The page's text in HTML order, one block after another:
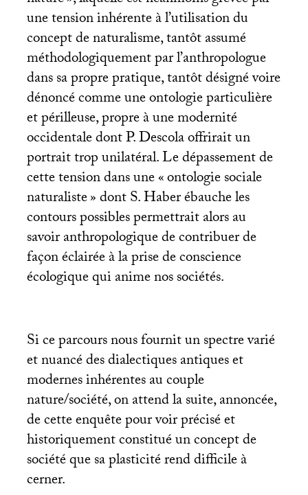
une tension inhérente à l’utilisation du
concept de naturalisme, tantôt assumé
méthodologiquement par l’anthropologue
dans sa propre pratique, tantôt désigné voire
dénoncé comme une ontologie particulière
et périlleuse, propre à une modernité
occidentale dont P. Descola offrirait un
portrait trop unilatéral. Le dépassement de
cette tension dans une «ontologie sociale
naturaliste» dont S. Haber ébauche les
contours possibles permettrait alors au
savoir anthropologique de contribuer de
façon éclairée à la prise de conscience
écologique qui anime nos sociétés.
Si ce parcours nous fournit un spectre varié
et nuancé des dialectiques antiques et
modernes inhérentes au couple
nature/société, on attend la suite, annoncée,
de cette enquête pour voir précisé et
historiquement constitué un concept de
société que sa plasticité rend difficile à
cerner.